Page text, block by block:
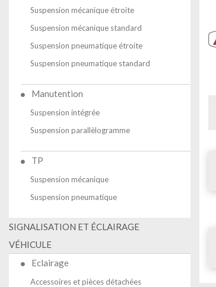
Suspension mécanique étroite
Suspension mécanique standard
Suspension pneumatique étroite
Suspension pneumatique standard
Manutention
Suspension intégrée
Suspension parallèlogramme
TP
Suspension mécanique
Suspension pneumatique
SIGNALISATION ET ÉCLAIRAGE
VÉHICULE
Eclairage
Accessoires et pièces détachées